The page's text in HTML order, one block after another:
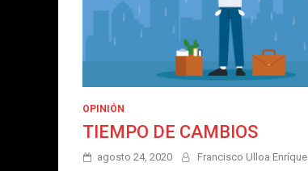
OPINIÓN
TIEMPO DE CAMBIOS
agosto 24, 2020 Francisco Ulloa